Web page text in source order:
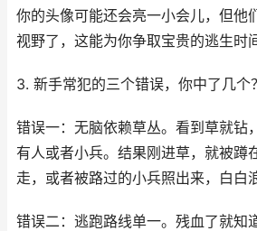
你的头像可能还会亮一小会儿，但他
视野了，这能为你争取宝贵的逃生时
3. 新手常犯的三个错误，你中了几个？
错误一：无脑依赖草丛。看到草就钻
有人或者小兵。结果刚进草，就被蹲
走，或者被路过的小兵照出来，白白
错误二：逃跑路线单一。残血了就知